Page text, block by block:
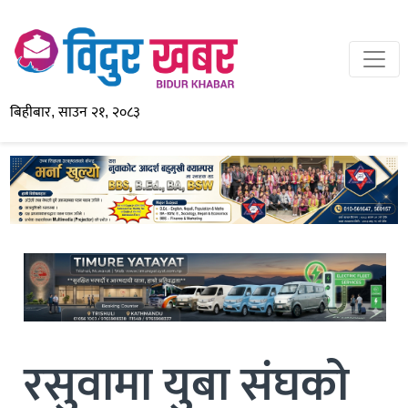
बिहीबार, साउन २१, २०८३
रसुवामा युबा संघको